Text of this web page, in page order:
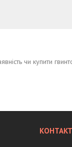
чи купити